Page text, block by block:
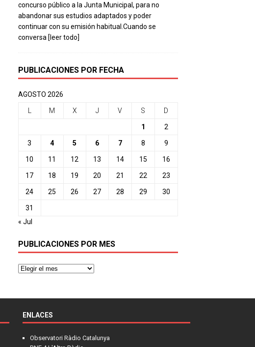
concurso público a la Junta Municipal, para no
abandonar sus estudios adaptados y poder
continuar con su emisión habitual.Cuando se
conversa [leer todo]
PUBLICACIONES POR FECHA
AGOSTO 2026
L M X J V S D
1 2
3 4 5 6 7 8 9
10 11 12 13 14 15 16
17 18 19 20 21 22 23
24 25 26 27 28 29 30
31
« Jul
PUBLICACIONES POR MES
ENLACES
Observatori Ràdio Catalunya